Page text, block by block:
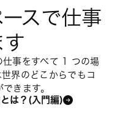
スで仕事
す
仕事をすべて 1 つの場
界のどこからでもコ
きます。
は？(入門編)